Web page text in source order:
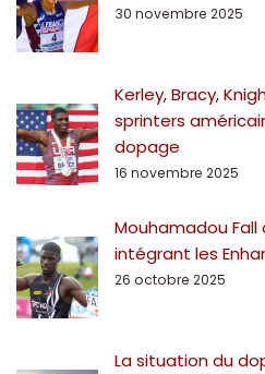
30 novembre 2025
Kerley, Bracy,
sprinters
dopage
16 novembre 2025
Mouhamadou
intégrant les
26 octobre 2025
La situation du